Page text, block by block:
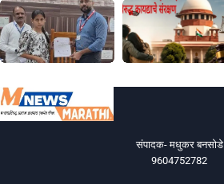
संपादक- मधुकर बनसोडे
9604752782